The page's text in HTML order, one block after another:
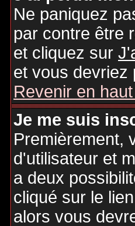
Ne paniquez
par contre être
et cliquez sur
et vous devriez
Revenir en
Je me suis
Premièrement,
d'utilisateur et
a deux
cliqué sur le
alors vous